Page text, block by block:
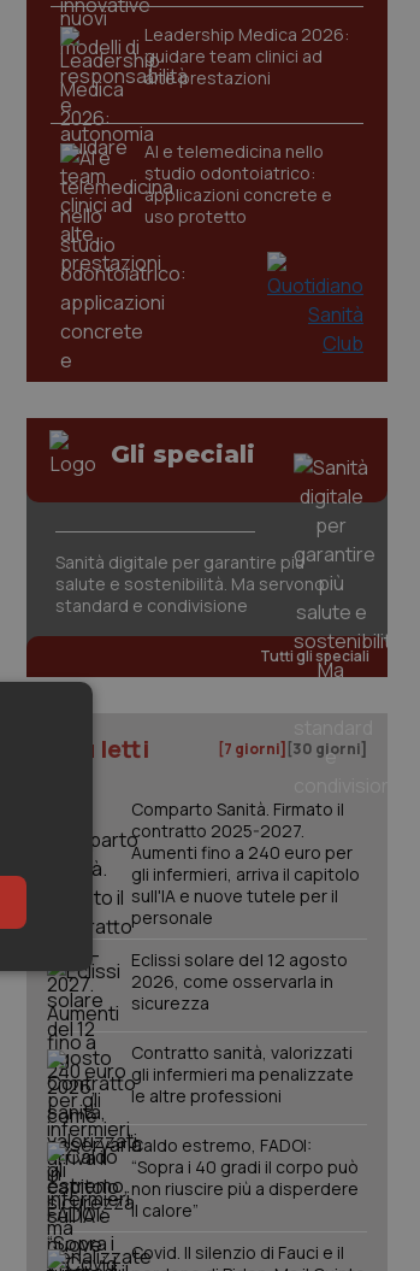
Leadership Medica 2026:
guidare team clinici ad
alte prestazioni
AI e telemedicina nello
studio odontoiatrico:
applicazioni concrete e
uso protetto
Gli speciali
Sanità digitale per garantire più
salute e sostenibilità. Ma servono
standard e condivisione
Tutti gli speciali
I più letti [7 giorni] [30 giorni]
Comparto Sanità. Firmato il
contratto 2025-2027.
Aumenti fino a 240 euro per
gli infermieri, arriva il capitolo
sull'IA e nuove tutele per il
personale
Eclissi solare del 12 agosto
2026, come osservarla in
sicurezza
Contratto sanità, valorizzati
gli infermieri ma penalizzate
le altre professioni
Caldo estremo, FADOI:
“Sopra i 40 gradi il corpo può
non riuscire più a disperdere
il calore”
Covid. Il silenzio di Fauci e il